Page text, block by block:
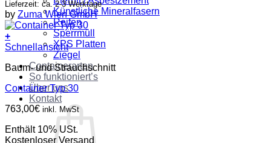
Künstliche Mineralfasern
Reifen
Sperrmüll
XPS Platten
Ziegel
Containerarten
So funktioniert’s
Über uns
Kontakt
Lieferzeit: ca. 2-3 Werktage
by Zuma Wien GmbH
+
Schnellansicht
Baum- und Strauchschnitt
Container Typ 30
763,00€ inkl. MwSt
Enthält 10% USt.
Kostenloser Versand